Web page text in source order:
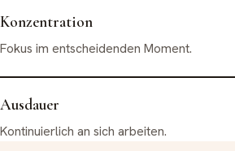
Konzentration
Fokus im entscheidenden Moment.
Ausdauer
Kontinuierlich an sich arbeiten.